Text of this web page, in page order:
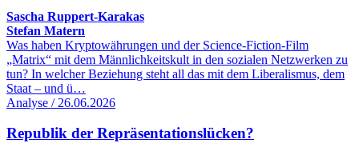
Sascha Ruppert-Karakas
Stefan Matern
Was haben Kryptowährungen und der Science-Fiction-Film
„Matrix“ mit dem Männlichkeitskult in den sozialen Netzwerken zu
tun? In welcher Beziehung steht all das mit dem Liberalismus, dem
Staat – und ü…
Analyse / 26.06.2026
Republik der Repräsentationslücken?